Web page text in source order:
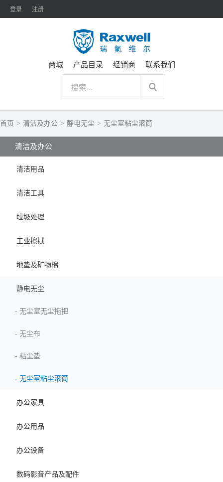
登录 注册
商城 产品目录 经销商 联系我们
首页 > 清洁及办公 > 静电无尘 > 无尘室粘尘滚筒
清洁及办公
清洁用品
清洁工具
垃圾处理
工业擦拭
地垫及矿物棉
静电无尘
- 无尘室无尘拖把
- 无尘布
- 粘尘垫
- 无尘室粘尘滚筒
办公家具
办公用品
办公设备
数码影音产品及配件